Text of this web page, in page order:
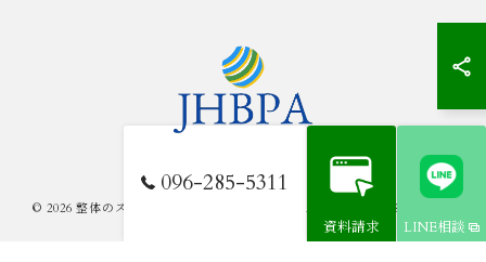
096-285-5311
資料請求 LINE相談
© 2026 整体のスクールならJHB整体スクール ALL RIGHTS RESERVED.